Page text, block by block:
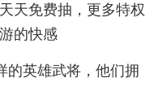
天免费抽，更多特权
的快感
的英雄武将，他们拥